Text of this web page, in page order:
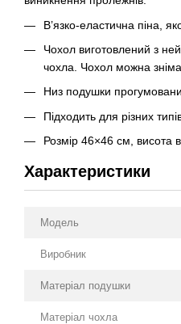
В’язко-еластична піна,
Чохол виготовлений з
чохла. Чохол можна
Низ подушки
Підходить для різних
Розмір 46×46 см, висота
Характеристики
Модель
Виробник
Матеріал подушки
Матеріал чохла